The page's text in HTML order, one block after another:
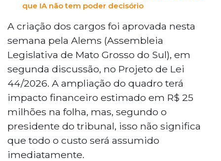
que IA não tem poder decisório
A criação dos cargos foi aprovada nesta
semana pela Alems (Assembleia
Legislativa de Mato Grosso do Sul), em
segunda discussão, no Projeto de Lei
44/2026. A ampliação do quadro terá
impacto financeiro estimado em R$ 25
milhões na folha, mas, segundo o
presidente do tribunal, isso não significa
que todo o custo será assumido
imediatamente.